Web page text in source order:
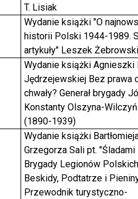
T. Lisiak
Wydanie książki "O
historii Polski 1944-1989.
artykuły" Leszek Żebrowski
Wydanie książki Agnieszki
Jędrzejewskiej Bez prawa
chwały? Generał brygady
Konstanty Olszyna-
(1890-1939)
Wydanie książki
Grzegorza Sali pt. "Śladami
Brygady Legionów
Beskidy, Podtatrze i
Przewodnik turystyczno-